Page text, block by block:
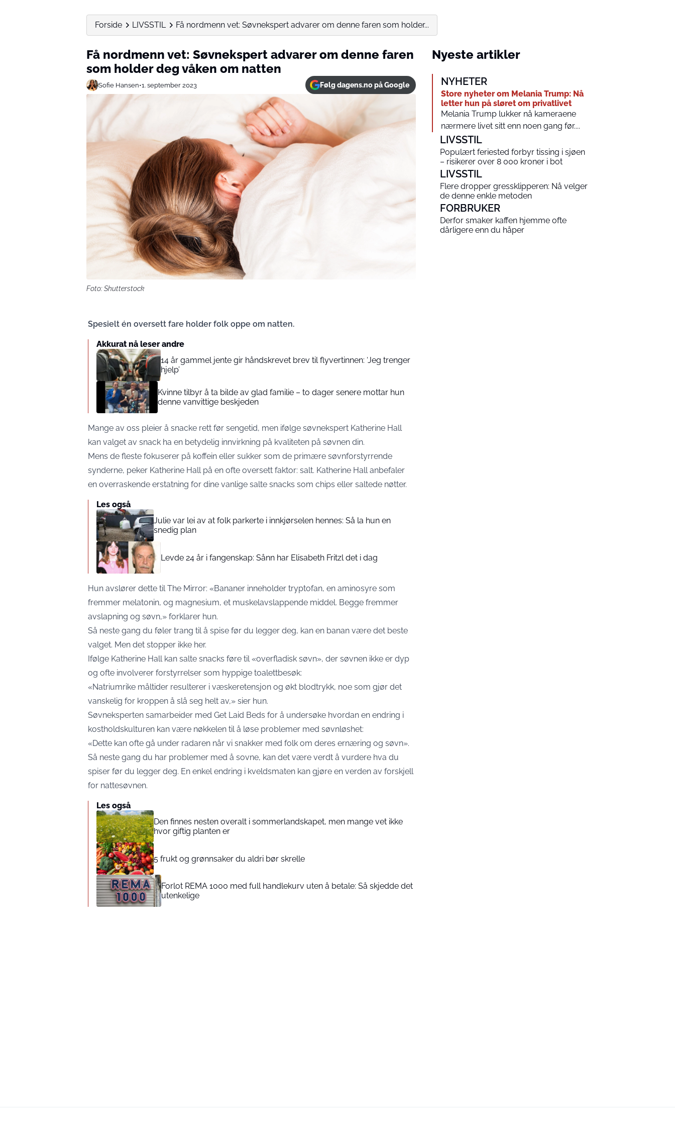
Forside LIVSSTIL Få nordmenn vet: Søvnekspert advarer om denne faren som holder...
Få nordmenn vet: Søvnekspert advarer om denne faren
som holder deg våken om natten
Sofie Hansen•1. september 2023 Følg dagens.no på Google
Foto: Shutterstock
Spesielt én oversett fare holder folk oppe om natten.
Akkurat nå leser andre
14 år gammel jente gir håndskrevet brev til flyvertinnen: ‘Jeg trenger
hjelp’
Kvinne tilbyr å ta bilde av glad familie – to dager senere mottar hun
denne vanvittige beskjeden
Mange av oss pleier å snacke rett før sengetid, men ifølge søvnekspert Katherine Hall
kan valget av snack ha en betydelig innvirkning på kvaliteten på søvnen din.
Mens de fleste fokuserer på koffein eller sukker som de primære søvnforstyrrende
synderne, peker Katherine Hall på en ofte oversett faktor: salt. Katherine Hall anbefaler
en overraskende erstatning for dine vanlige salte snacks som chips eller saltede nøtter.
Les også
Julie var lei av at folk parkerte i innkjørselen hennes: Så la hun en
snedig plan
Levde 24 år i fangenskap: Sånn har Elisabeth Fritzl det i dag
Hun avslører dette til The Mirror: «Bananer inneholder tryptofan, en aminosyre som
fremmer melatonin, og magnesium, et muskelavslappende middel. Begge fremmer
avslapning og søvn,» forklarer hun.
Så neste gang du føler trang til å spise før du legger deg, kan en banan være det beste
valget. Men det stopper ikke her.
Ifølge Katherine Hall kan salte snacks føre til «overfladisk søvn», der søvnen ikke er dyp
og ofte involverer forstyrrelser som hyppige toalettbesøk:
«Natriumrike måltider resulterer i væskeretensjon og økt blodtrykk, noe som gjør det
vanskelig for kroppen å slå seg helt av,» sier hun.
Søvneksperten samarbeider med Get Laid Beds for å undersøke hvordan en endring i
kostholdskulturen kan være nøkkelen til å løse problemer med søvnløshet:
«Dette kan ofte gå under radaren når vi snakker med folk om deres ernæring og søvn».
Så neste gang du har problemer med å sovne, kan det være verdt å vurdere hva du
spiser før du legger deg. En enkel endring i kveldsmaten kan gjøre en verden av forskjell
for nattesøvnen.
Les også
Den finnes nesten overalt i sommerlandskapet, men mange vet ikke
hvor giftig planten er
5 frukt og grønnsaker du aldri bør skrelle
Forlot REMA 1000 med full handlekurv uten å betale: Så skjedde det
utenkelige
Nyeste artikler
NYHETER
Store nyheter om Melania Trump: Nå
letter hun på sløret om privatlivet
Melania Trump lukker nå kameraene
nærmere livet sitt enn noen gang før....
LIVSSTIL
Populært feriested forbyr tissing i sjøen
– risikerer over 8 000 kroner i bot
LIVSSTIL
Flere dropper gressklipperen: Nå velger
de denne enkle metoden
FORBRUKER
Derfor smaker kaffen hjemme ofte
dårligere enn du håper